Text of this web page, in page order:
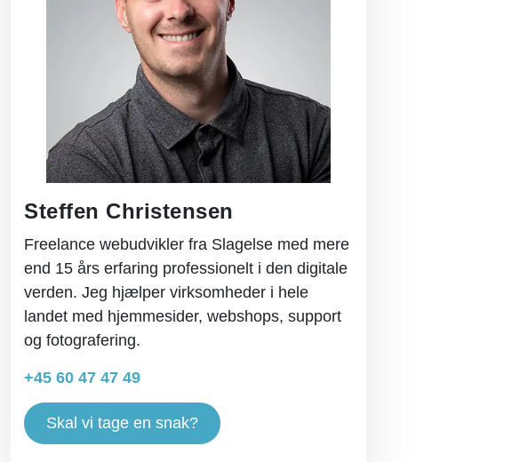
Steffen Christensen
Freelance webudvikler fra Slagelse med mere
end 15 års erfaring professionelt i den digitale
verden. Jeg hjælper virksomheder i hele
landet med hjemmesider, webshops, support
og fotografering.
+45 60 47 47 49
Skal vi tage en snak?